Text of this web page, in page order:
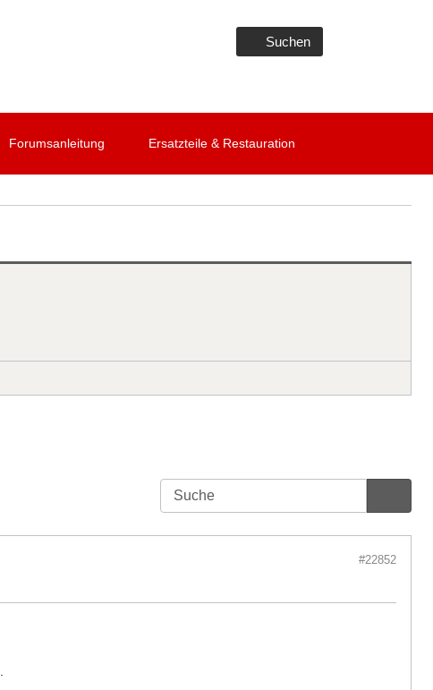
Suchen
Forumsanleitung Ersatzteile & Restauration
#22852